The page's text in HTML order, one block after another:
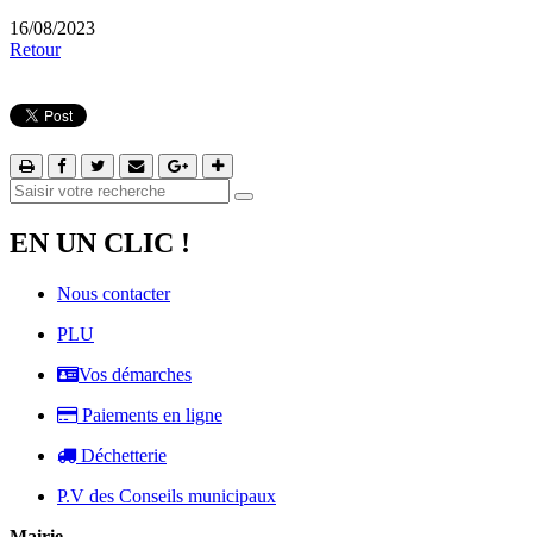
16/08/2023
Retour
EN UN CLIC !
Nous contacter
PLU
Vos démarches
Paiements en ligne
Déchetterie
P.V des Conseils municipaux